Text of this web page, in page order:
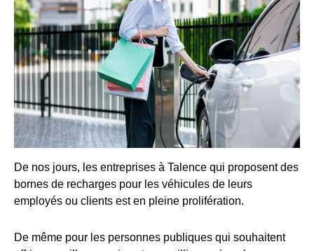
De nos jours, les entreprises à Talence qui proposent des
bornes de recharges pour les véhicules de leurs
employés ou clients est en pleine prolifération.
De même pour les personnes publiques qui souhaitent